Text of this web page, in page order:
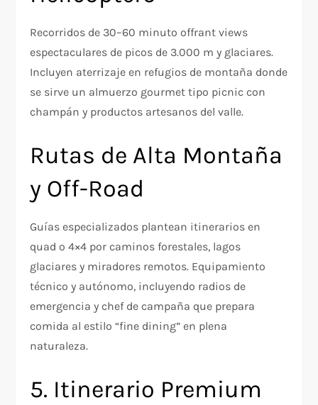
Recorridos de 30–60 minuto offrant views
espectaculares de picos de 3.000 m y glaciares.
Incluyen aterrizaje en refugios de montaña donde
se sirve un almuerzo gourmet tipo picnic con
champán y productos artesanos del valle.
Rutas de Alta Montaña
y Off-Road
Guías especializados plantean itinerarios en
quad o 4×4 por caminos forestales, lagos
glaciares y miradores remotos. Equipamiento
técnico y autónomo, incluyendo radios de
emergencia y chef de campaña que prepara
comida al estilo “fine dining” en plena
naturaleza.
5. Itinerario Premium